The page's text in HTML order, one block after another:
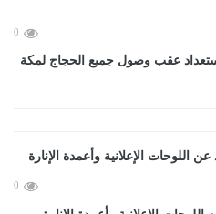
0
عقب وصول جميع الحجاج لمكة
0